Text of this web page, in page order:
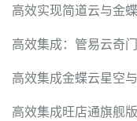
高效实现简道云与金
高效集成：管易云奇
高效集成金蝶云星空
高效集成旺店通旗舰